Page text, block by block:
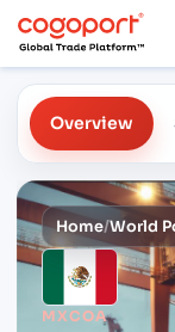
Overview
Home/World
MXCOA